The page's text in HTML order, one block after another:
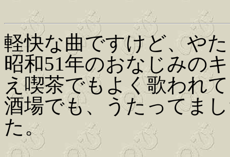
軽快な曲ですけど、や
昭和51年のおなじみの
え喫茶でもよく歌われ
酒場でも、うたってま
た。